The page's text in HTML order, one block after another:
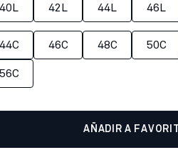
40L 42L 44L 46L
44C 46C 48C 50C
56C
AÑADIR A